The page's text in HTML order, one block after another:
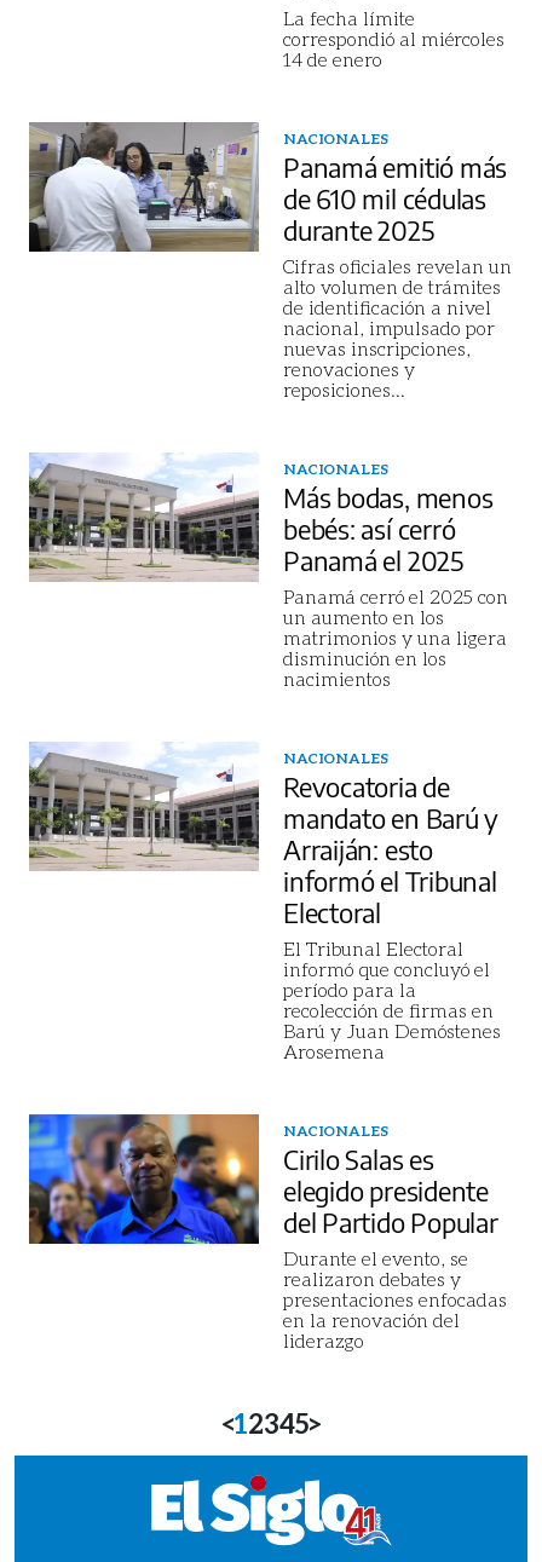
La fecha límite
correspondió al miércoles
14 de enero
NACIONALES
Panamá emitió más
de 610 mil cédulas
durante 2025
Cifras oficiales revelan un
alto volumen de trámites
de identificación a nivel
nacional, impulsado por
nuevas inscripciones,
renovaciones y
reposiciones...
NACIONALES
Más bodas, menos
bebés: así cerró
Panamá el 2025
Panamá cerró el 2025 con
un aumento en los
matrimonios y una ligera
disminución en los
nacimientos
NACIONALES
Revocatoria de
mandato en Barú y
Arraiján: esto
informó el Tribunal
Electoral
El Tribunal Electoral
informó que concluyó el
período para la
recolección de firmas en
Barú y Juan Demóstenes
Arosemena
NACIONALES
Cirilo Salas es
elegido presidente
del Partido Popular
Durante el evento, se
realizaron debates y
presentaciones enfocadas
en la renovación del
liderazgo
<12345>